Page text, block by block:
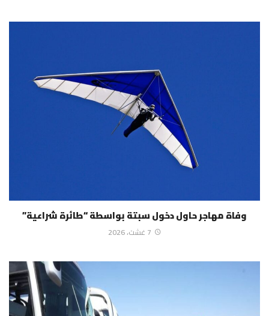
وفاة مهاجر حاول دخول سبتة بواسطة “طائرة شراعية”
7 غشت، 2026